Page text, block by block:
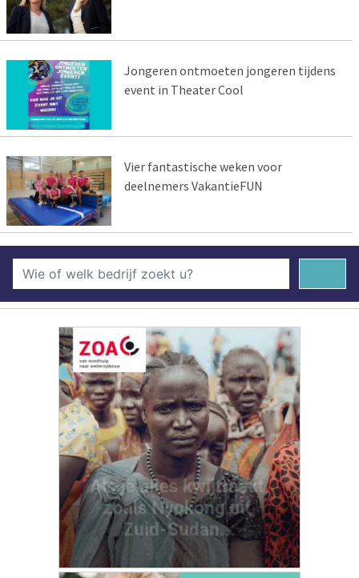
Jongeren ontmoeten jongeren tijdens
event in Theater Cool
Vier fantastische weken voor
deelnemers VakantieFUN